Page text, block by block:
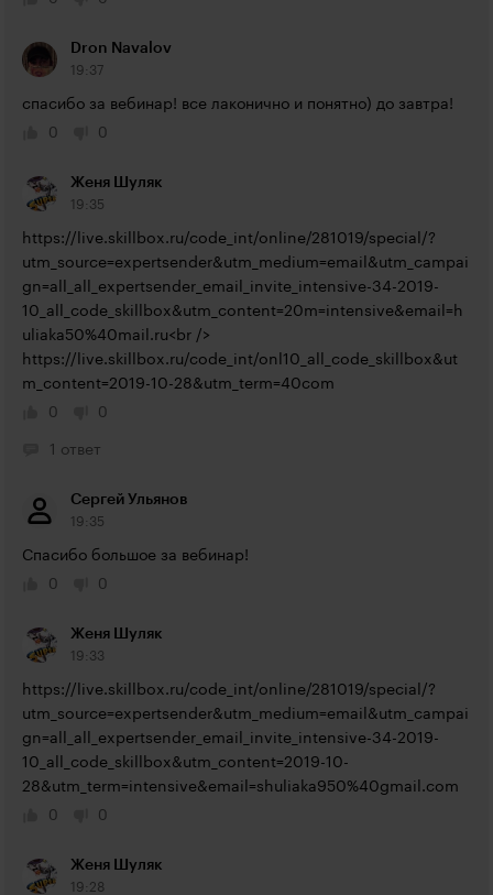
Dron Navalov
19:37
спасибо за вебинар! все лаконично и понятно) до завтра!
0
0
Женя Шуляк
19:35
https://live.skillbox.ru/code_int/online/281019/special/?
utm_source=expertsender&utm_medium=email&utm_campai
gn=all_all_expertsender_email_invite_intensive-34-2019-
10_all_code_skillbox&utm_content=20m=intensive&email=h
uliaka50%40mail.ru<br
https://live.skillbox.ru/code_int/onl10_all_code_skillbox&ut
m_content=2019-10-28&utm_term=40com
0
0
1 ответ
Сергей Ульянов
19:35
Спасибо большое за вебинар!
0
0
Женя Шуляк
19:33
https://live.skillbox.ru/code_int/online/281019/special/?
utm_source=expertsender&utm_medium=email&utm_campai
gn=all_all_expertsender_email_invite_intensive-34-2019-
10_all_code_skillbox&utm_content=2019-10-
28&utm_term=intensive&email=shuliaka950%40gmail.com
0
0
Женя Шуляк
19:28